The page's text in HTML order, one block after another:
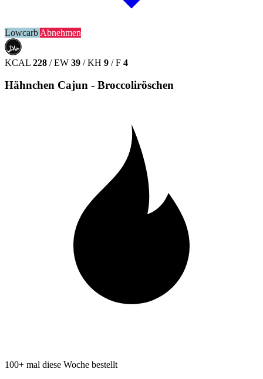
Lowcarb Abnehmen
حلال
HALAL
KCAL 228 / EW 39 / KH 9 / F 4
Hähnchen Cajun - Broccoliröschen
100+ mal diese Woche bestellt